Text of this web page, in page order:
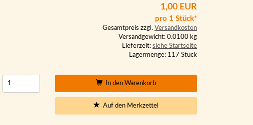
1,00 EUR
pro 1 Stück*
Gesamtpreis zzgl. Versandkosten
Versandgewicht: 0.0100 kg
Lieferzeit: siehe Startseite
Lagermenge: 117 Stück
In den Warenkorb
Auf den Merkzettel